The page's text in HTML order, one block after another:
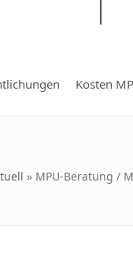
Kosten
» MPU-Beratung /